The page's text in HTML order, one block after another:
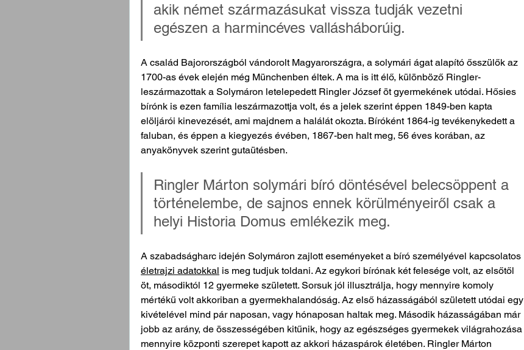
akik német származásukat vissza tudják vezetni
egészen a harmincéves vallásháborúig.
A család Bajorországból vándorolt Magyarországra, a solymári ágat alapító ősszülők az
1700-as évek elején még Münchenben éltek. A ma is itt élő, különböző Ringler-
leszármazottak a Solymáron letelepedett Ringler József öt gyermekének utódai. Hősies
bírónk is ezen família leszármazottja volt, és a jelek szerint éppen 1849-ben kapta
elöljárói kinevezését, ami majdnem a halálát okozta. Bíróként 1864-ig tevékenykedett a
faluban, és éppen a kiegyezés évében, 1867-ben halt meg, 56 éves korában, az
anyakönyvek szerint gutaütésben.
Ringler Márton solymári bíró döntésével belecsöppent a
történelembe, de sajnos ennek körülményeiről csak a
helyi Historia Domus emlékezik meg.
A szabadságharc idején Solymáron zajlott eseményeket a bíró személyével kapcsolatos
életrajzi adatokkal is meg tudjuk toldani. Az egykori bírónak két felesége volt, az elsőtől
öt, másodiktól 12 gyermeke született. Sorsuk jól illusztrálja, hogy mennyire komoly
mértékű volt akkoriban a gyermekhalandóság. Az első házasságából született utódai egy
kivételével mind pár naposan, vagy hónaposan haltak meg. Második házasságában már
jobb az arány, de összességében kitűnik, hogy az egészséges gyermekek világrahozása
mennyire központi szerepet kapott az akkori házaspárok életében. Ringler Márton